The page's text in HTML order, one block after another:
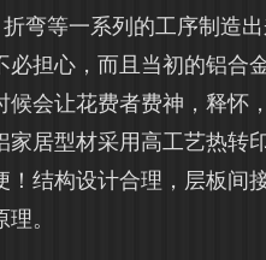
弯等一系列的工序制造
担心，而且当初的铝合
候会让花费者费神，释怀
家居型材采用高工艺热转
！结构设计合理，层板间
。